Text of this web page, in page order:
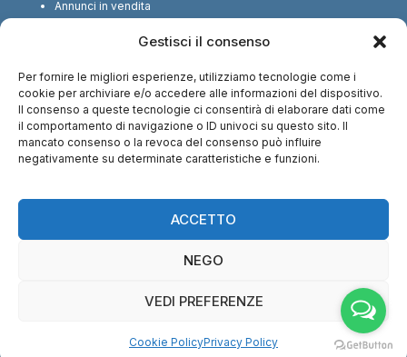
Gestisci il consenso
Per fornire le migliori esperienze, utilizziamo tecnologie come i
cookie per archiviare e/o accedere alle informazioni del dispositivo.
Il consenso a queste tecnologie ci consentirà di elaborare dati come
il comportamento di navigazione o ID univoci su questo sito. Il
mancato consenso o la revoca del consenso può influire
negativamente su determinate caratteristiche e funzioni.
ACCETTO
NEGO
VEDI PREFERENZE
Cookie PolicyPrivacy Policy
Annunci in vendita
SEGUICI SUI SOCIAL
CI TROVI ANCHE SU:
© Copyright 2013 – 2026 Nuova Immobiliare di Fabio Serralunga | Tutti i
diritti riservati – P.IVA: 12028540016 |Cookie Policy Privacy Policy